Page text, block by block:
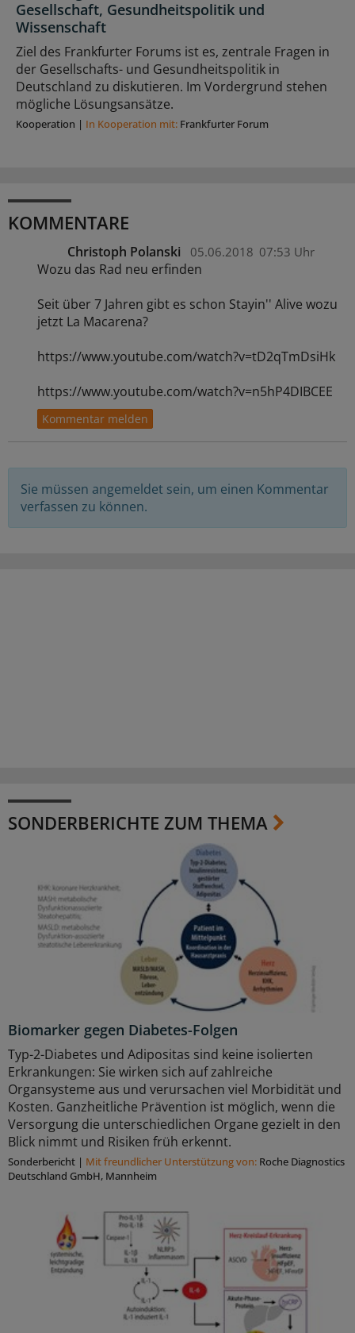
Gesellschaft, Gesundheitspolitik und
Wissenschaft
Ziel des Frankfurter Forums ist es, zentrale Fragen in
der Gesellschafts- und Gesundheitspolitik in
Deutschland zu diskutieren. Im Vordergrund stehen
mögliche Lösungsansätze.
Kooperation | In Kooperation mit: Frankfurter Forum
KOMMENTARE
Christoph Polanski 05.06.2018 07:53 Uhr
Wozu das Rad neu erfinden
Seit über 7 Jahren gibt es schon Stayin'' Alive wozu
jetzt La Macarena?
https://www.youtube.com/watch?v=tD2qTmDsiHk
https://www.youtube.com/watch?v=n5hP4DIBCEE
Sie müssen angemeldet sein, um einen Kommentar
verfassen zu können.
SONDERBERICHTE ZUM THEMA
Biomarker gegen Diabetes-Folgen
Typ-2-Diabetes und Adipositas sind keine isolierten
Erkrankungen: Sie wirken sich auf zahlreiche
Organsysteme aus und verursachen viel Morbidität und
Kosten. Ganzheitliche Prävention ist möglich, wenn die
Versorgung die unterschiedlichen Organe gezielt in den
Blick nimmt und Risiken früh erkennt.
Sonderbericht | Mit freundlicher Unterstützung von: Roche Diagnostics
Deutschland GmbH, Mannheim